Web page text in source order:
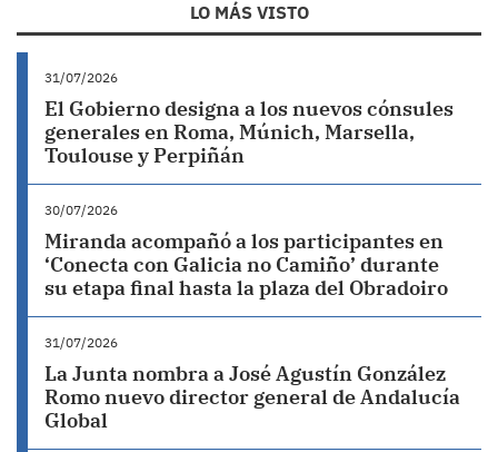
LO MÁS VISTO
31/07/2026
El Gobierno designa a los nuevos cónsules
generales en Roma, Múnich, Marsella,
Toulouse y Perpiñán
30/07/2026
Miranda acompañó a los participantes en
‘Conecta con Galicia no Camiño’ durante
su etapa final hasta la plaza del Obradoiro
31/07/2026
La Junta nombra a José Agustín González
Romo nuevo director general de Andalucía
Global